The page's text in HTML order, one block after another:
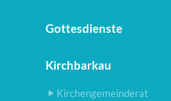
Gottesdienste
Kirchbarkau
Kirchengemeinderat